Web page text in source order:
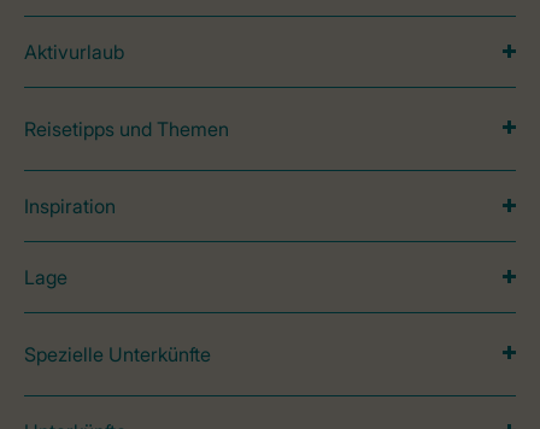
Aktivurlaub
Reisetipps und Themen
Inspiration
Lage
Spezielle Unterkünfte